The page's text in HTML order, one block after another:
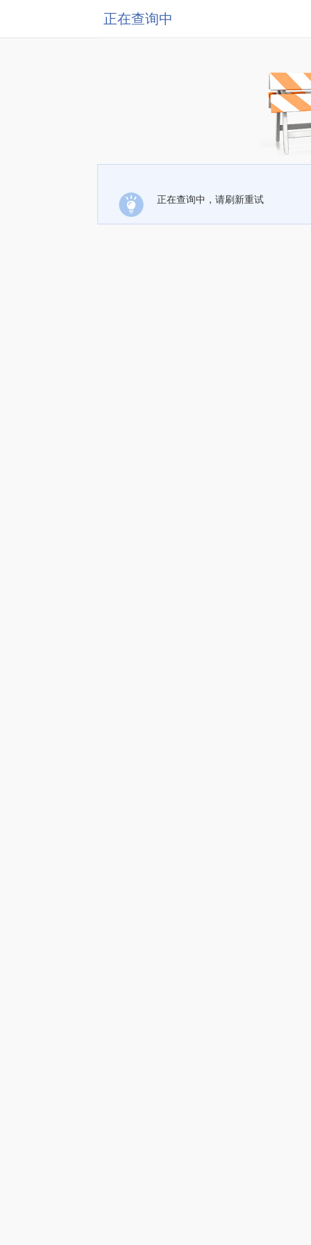
正在查询中
正在查询中，请刷新重试